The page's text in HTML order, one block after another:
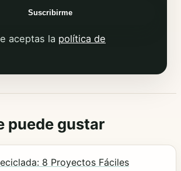
Suscribirme
aceptas la política de
puede gustar
8 Proyectos Fáciles